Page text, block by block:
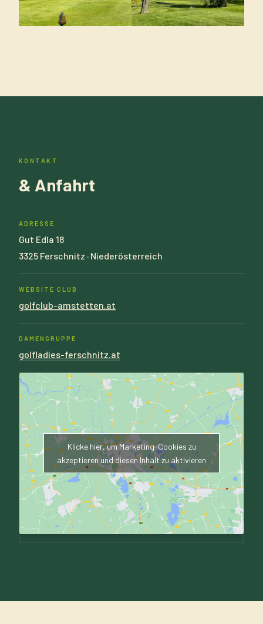
KONTAKT
& Anfahrt
ADRESSE
Gut Edla 18
3325 Ferschnitz · Niederösterreich
WEBSITE CLUB
golfclub-amstetten.at
DAMENGRUPPE
golfladies-ferschnitz.at
Klicke hier, um Marketing-Cookies zu
akzeptieren und diesen Inhalt zu aktivieren